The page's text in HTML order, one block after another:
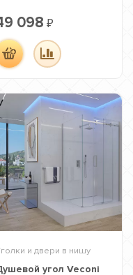
098 ₽
и двери в нишу
угол Veconi